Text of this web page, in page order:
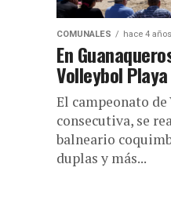
COMUNALES hace 4 años
En
Volleybol
El campeonato
consecutiva, se
balneario
duplas y más...